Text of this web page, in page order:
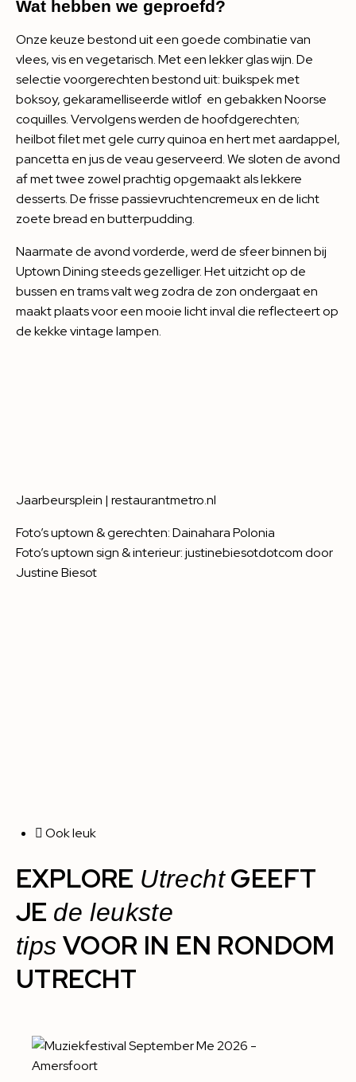
Wat hebben we geproefd?
Onze keuze bestond uit een goede combinatie van
vlees, vis en vegetarisch. Met een lekker glas wijn. De
selectie voorgerechten bestond uit: buikspek met
boksoy, gekaramelliseerde witlof en gebakken Noorse
coquilles. Vervolgens werden de hoofdgerechten;
heilbot filet met gele curry quinoa en hert met aardappel,
pancetta en jus de veau geserveerd. We sloten de avond
af met twee zowel prachtig opgemaakt als lekkere
desserts. De frisse passievruchtencremeux en de licht
zoete bread en butterpudding.
Naarmate de avond vorderde, werd de sfeer binnen bij
Uptown Dining steeds gezelliger. Het uitzicht op de
bussen en trams valt weg zodra de zon ondergaat en
maakt plaats voor een mooie licht inval die reflecteert op
de kekke vintage lampen.
Jaarbeursplein | restaurantmetro.nl
Foto’s uptown & gerechten: Dainahara Polonia
Foto’s uptown sign & interieur:justinebiesotdotcomdoor
Justine Biesot
Ook leuk
EXPLORE UtrechtGEEFT
JE de leukste
tips VOOR IN EN RONDOM
UTRECHT